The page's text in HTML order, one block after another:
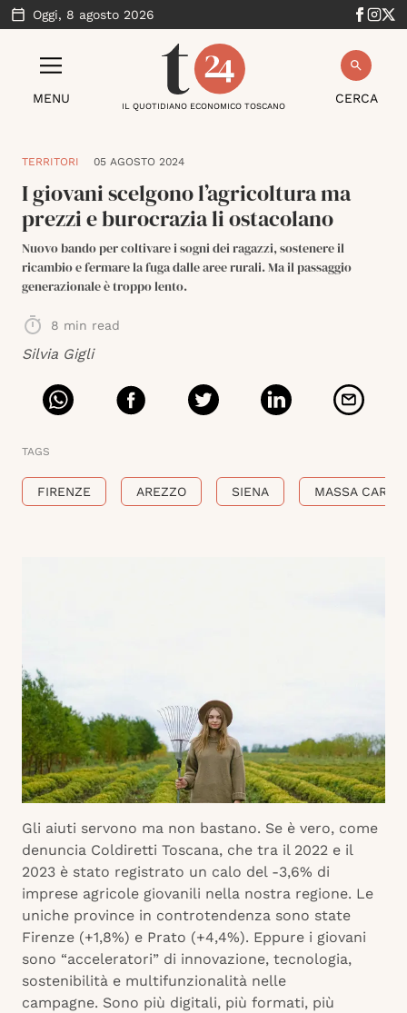
Oggi, 8 agosto 2026
MENU CERCA
IL QUOTIDIANO ECONOMICO TOSCANO
TERRITORI 05 AGOSTO 2024
I giovani scelgono l’agricoltura ma
prezzi e burocrazia li ostacolano
Nuovo bando per coltivare i sogni dei ragazzi, sostenere il
ricambio e fermare la fuga dalle aree rurali. Ma il passaggio
generazionale è troppo lento.
8 min read
Silvia Gigli
TAGS
FIRENZE AREZZO SIENA MASSA
Gli aiuti servono ma non bastano. Se è vero, come
denuncia Coldiretti Toscana, che tra il 2022 e il
2023 è stato registrato un calo del -3,6% di
imprese agricole giovanili nella nostra regione. Le
uniche province in controtendenza sono state
Firenze (+1,8%) e Prato (+4,4%). Eppure i giovani
sono “acceleratori” di innovazione, tecnologia,
sostenibilità e multifunzionalità nelle
campagne. Sono più digitali, più formati, più